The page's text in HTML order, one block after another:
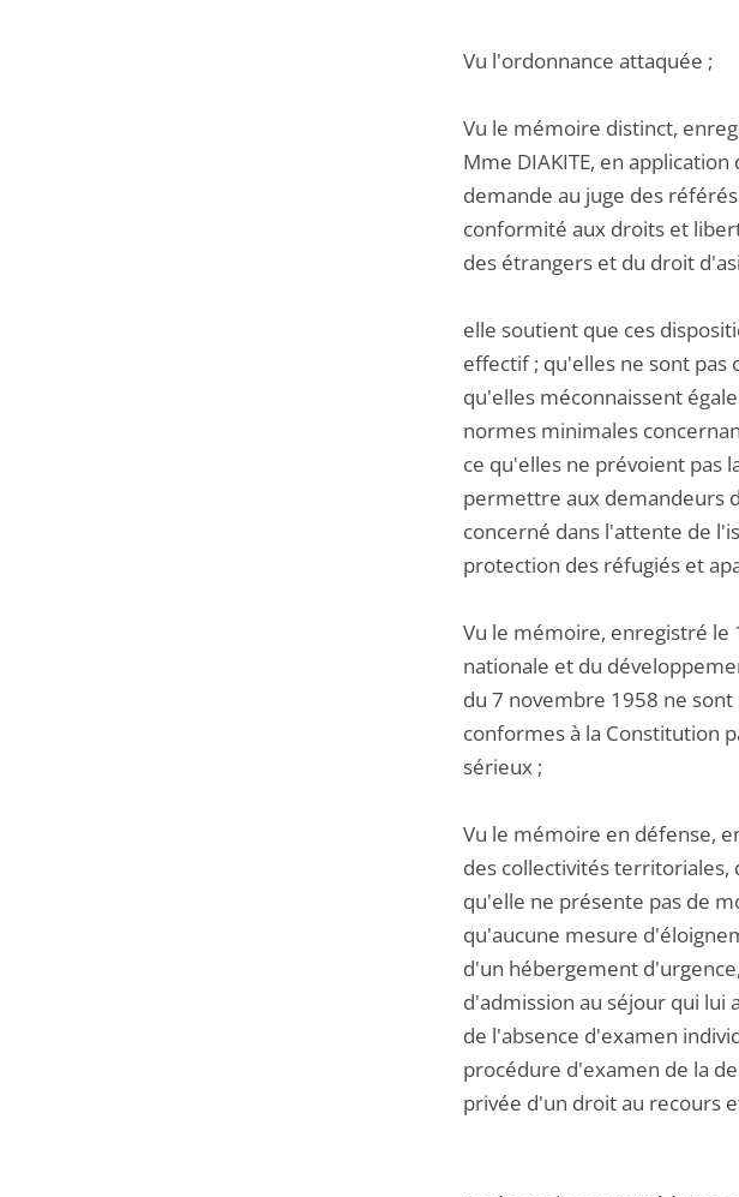
Vu l'ordonnance attaquée ;
Vu le mémoire distinct,
Mme DIAKITE, en
demande au juge des
conformité aux droits et
des étrangers et du droit
elle soutient que ces
effectif ; qu'elles ne sont pas
qu'elles méconnaissent
normes minimales
ce qu'elles ne prévoient pas
permettre aux demandeurs
concerné dans l'attente de
protection des réfugiés et
Vu le mémoire, enregistré
nationale et du
du 7 novembre 1958 ne
conformes à la Constitution
sérieux ;
Vu le mémoire en défense,
des collectivités territoriales,
qu'elle ne présente pas de
qu'aucune mesure
d'un hébergement
d'admission au séjour qui lui
de l'absence d'examen
procédure d'examen de la
privée d'un droit au recours